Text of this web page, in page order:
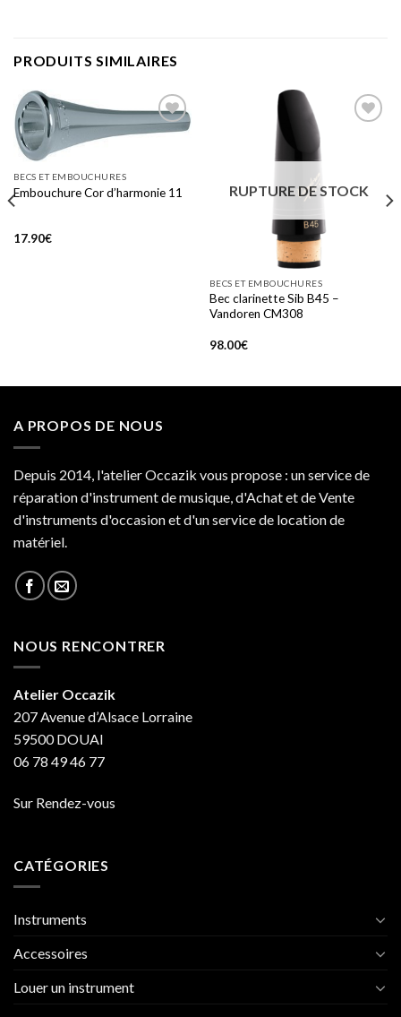
PRODUITS SIMILAIRES
BECS ET EMBOUCHURES
Embouchure Cor d’harmonie 11
17.90€
RUPTURE DE STOCK
BECS ET EMBOUCHURES
Bec clarinette Sib B45 –
Vandoren CM308
98.00€
A PROPOS DE NOUS
Depuis 2014, l'atelier Occazik vous propose : un service de
réparation d'instrument de musique, d'Achat et de Vente
d'instruments d'occasion et d'un service de location de
matériel.
NOUS RENCONTRER
Atelier Occazik
207 Avenue d’Alsace Lorraine
59500 DOUAI
06 78 49 46 77
Sur Rendez-vous
CATÉGORIES
Instruments
Accessoires
Louer un instrument